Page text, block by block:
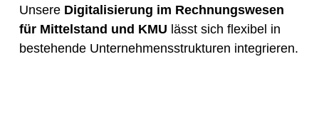
Unsere Digitalisierung im Rechnungswesen
für Mittelstand und KMU lässt sich flexibel in
bestehende Unternehmensstrukturen integrieren.